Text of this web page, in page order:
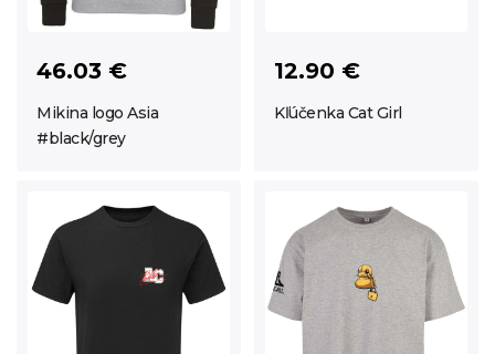
46.03 €
Mikina logo Asia
#black/grey
12.90 €
Kľúčenka Cat Girl